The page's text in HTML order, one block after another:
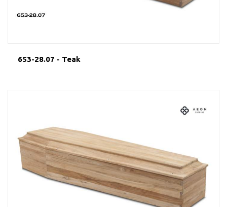
653-28.07 - Teak